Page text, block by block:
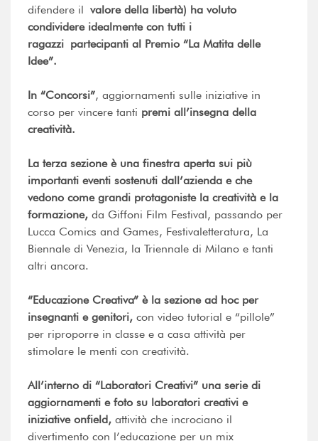
difendere il valore della libertà) ha voluto
condividere idealmente con tutti i
ragazzi partecipanti al Premio “La Matita delle
Idee”.
In “Concorsi”, aggiornamenti sulle iniziative in
corso per vincere tanti premi all’insegna della
creatività.
La terza sezione è una finestra aperta sui più
importanti eventi sostenuti dall’azienda e che
vedono come grandi protagoniste la creatività e la
formazione, da Giffoni Film Festival, passando per
Lucca Comics and Games, Festivaletteratura, La
Biennale di Venezia, la Triennale di Milano e tanti
altri ancora.
“Educazione Creativa” è la sezione ad hoc per
insegnanti e genitori, con video tutorial e “pillole”
per riproporre in classe e a casa attività per
stimolare le menti con creatività.
All’interno di “Laboratori Creativi” una serie di
aggiornamenti e foto su laboratori creativi e
iniziative onfield, attività che incrociano il
divertimento con l’educazione per un mix